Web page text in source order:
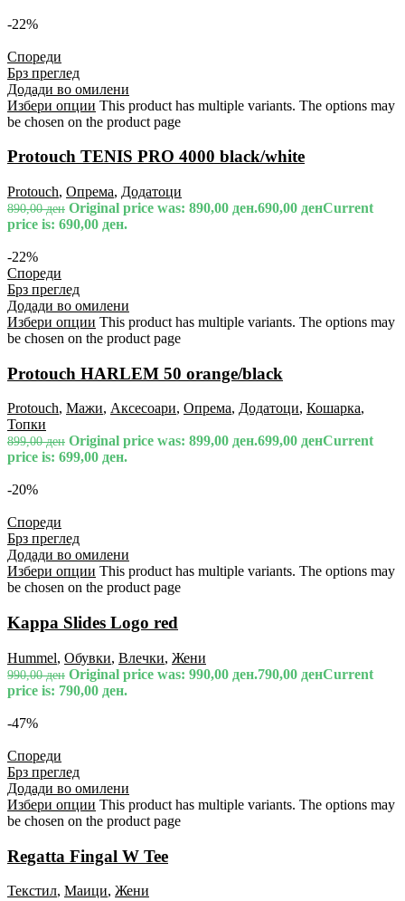
-22%
Спореди
Брз преглед
Додади во омилени
Избери опции This product has multiple variants. The options may
be chosen on the product page
Protouch TENIS PRO 4000 black/white
Protouch, Опрема, Додатоци
890,00ден Original price was: 890,00 ден.690,00 денCurrent
price is: 690,00 ден.
-22%
Спореди
Брз преглед
Додади во омилени
Избери опции This product has multiple variants. The options may
be chosen on the product page
Protouch HARLEM 50 orange/black
Protouch, Мажи, Аксесоари, Опрема, Додатоци, Кошарка,
Топки
899,00ден Original price was: 899,00 ден.699,00 денCurrent
price is: 699,00 ден.
-20%
Спореди
Брз преглед
Додади во омилени
Избери опции This product has multiple variants. The options may
be chosen on the product page
Kappa Slides Logo red
Hummel, Обувки, Влечки, Жени
990,00ден Original price was: 990,00 ден.790,00 денCurrent
price is: 790,00 ден.
-47%
Спореди
Брз преглед
Додади во омилени
Избери опции This product has multiple variants. The options may
be chosen on the product page
Regatta Fingal W Tee
Текстил, Маици, Жени